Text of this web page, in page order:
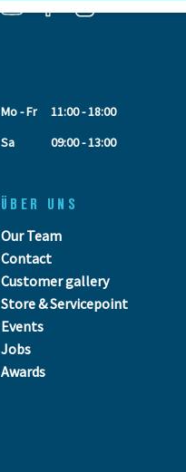
Mo - Fr
11:00 - 18:00
Sa
09:00 - 13:00
ÜBER UNS
Our Team
Contact
Customer gallery
Store & Servicepoint
Events
Jobs
Awards